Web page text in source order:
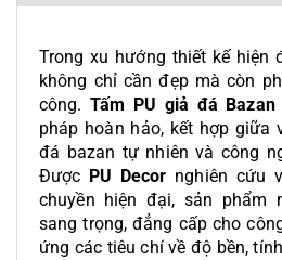
Trong xu hướng thiết kế hiện
không chỉ cần đẹp mà còn
công.Tấm PU giả đá Bazan
pháp hoàn hảo, kết hợp giữa
đá bazan tự nhiên và công
Được PU Decor nghiên cứu
chuyền hiện đại, sản phẩm
sang trọng, đẳng cấp cho
ứng các tiêu chí về độ bền,